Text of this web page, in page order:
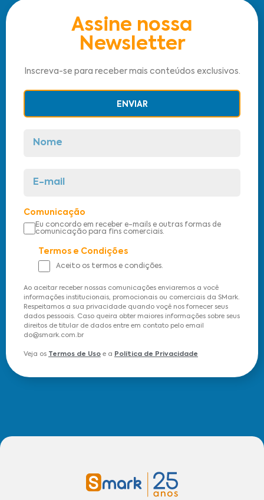
Assine nossa
Newsletter
Inscreva-se para receber mais conteúdos exclusivos.
Comunicação
Eu concordo em receber e-mails e outras formas de
comunicação para fins comerciais.
Termos e Condições
Aceito os termos e condições.
Ao aceitar receber nossas comunicações enviaremos a você
informações institucionais, promocionais ou comerciais da SMark.
Respeitamos a sua privacidade quando voçê nos fornecer seus
dados pessoais. Caso queira obter maiores informações sobre seus
direitos de titular de dados entre em contato pelo email
do@smark.com.br
Veja os Termos de Uso e a Política de Privacidade
ENVIAR